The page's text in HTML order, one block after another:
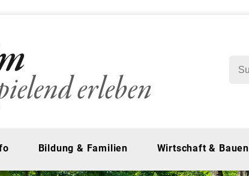
Bildung & Familien Wirtschaft & Bauen